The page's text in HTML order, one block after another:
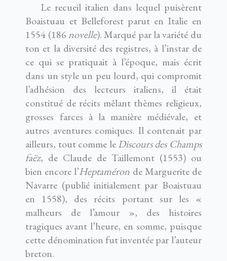
Le recueil italien dans lequel puisèrent
Boaistuau et Belleforest parut en Italie en
1554 (186 novelle). Marqué par la variété du
ton et la diversité des registres, à l’instar de
ce qui se pratiquait à l’époque, mais écrit
dans un style un peu lourd, qui compromit
l’adhésion des lecteurs italiens, il était
constitué de récits mêlant thèmes religieux,
grosses farces à la manière médiévale, et
autres aventures comiques. Il contenait par
ailleurs, tout comme leDiscours des Champs
faëz, de Claude de Taillemont (1553) ou
bien encore l’Heptaméron de Marguerite de
Navarre (publié initialement par Boaistuau
en 1558), des récits portant sur les «
malheurs de l’amour », des histoires
tragiques avant l’heure, en somme, puisque
cette dénomination fut inventée par l’auteur
breton.